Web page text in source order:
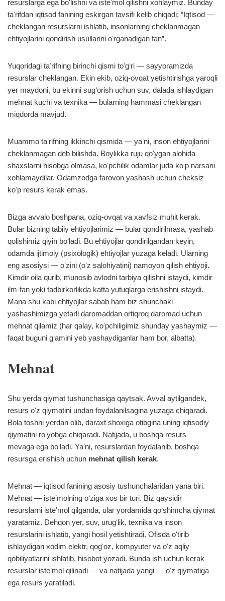
resurslarga ega boʻlishni va isteʼmol qilishni xohlaymiz. Bunday
taʼrifdan iqtisod fanining eskirgan tavsifi kelib chiqadi: “Iqtisod —
cheklangan resurslarni ishlatib, insonlarning cheklanmagan
ehtiyojlarini qondirish usullarini oʻrganadigan fan”.
Yuqoridagi taʼrifning birinchi qismi toʻgʻri — sayyoramizda
resurslar cheklangan. Ekin ekib, oziq-ovqat yetishtirishga yaroqli
yer maydoni, bu ekinni sugʻorish uchun suv, dalada ishlaydigan
mehnat kuchi va texnika — bularning hammasi cheklangan
miqdorda mavjud.
Muammo taʼrifning ikkinchi qismida — yaʼni, inson ehtiyojlarini
cheklanmagan deb bilishda. Boylikka ruju qoʻygan alohida
shaxslarni hisobga olmasa, koʻpchilik odamlar juda koʻp narsani
xohlamaydilar. Odamzodga farovon yashash uchun cheksiz
koʻp resurs kerak emas.
Bizga avvalo boshpana, oziq-ovqat va xavfsiz muhit kerak.
Bular bizning tabiiy ehtiyojlarimiz — bular qondirilmasa, yashab
qolishimiz qiyin boʻladi. Bu ehtiyojlar qondirilgandan keyin,
odamda ijtimoiy (psixologik) ehtiyojlar yuzaga keladi. Ularning
eng asosiysi — oʻzini (oʻz salohiyatini) namoyon qilish ehtiyoji.
Kimdir oila qurib, munosib avlodni tarbiya qilishni istaydi, kimdir
ilm-fan yoki tadbirkorlikda katta yutuqlarga erishishni istaydi.
Mana shu kabi ehtiyojlar sabab ham biz shunchaki
yashashimizga yetarli daromaddan ortiqroq daromad uchun
mehnat qilamiz (har qalay, koʻpchiligimiz shunday yashaymiz —
faqat buguni gʻamini yeb yashaydiganlar ham bor, albatta).
Mehnat
Shu yerda qiymat tushunchasiga qaytsak. Avval aytilgandek,
resurs oʻz qiymatini undan foydalanilsagina yuzaga chiqaradi.
Bola toshni yerdan olib, daraxt shoxiga otibgina uning iqtisodiy
qiymatini roʻyobga chiqaradi. Natijada, u boshqa resurs —
mevaga ega boʻladi. Yaʼni, resurslardan foydalanib, boshqa
resursga erishish uchun mehnat qilish kerak.
Mehnat — iqtisod fanining asosiy tushunchalaridan yana biri.
Mehnat — isteʼmolning oʻziga xos bir turi. Biz qaysidir
resurslarni isteʼmol qilganda, ular yordamida qoʻshimcha qiymat
yaratamiz. Dehqon yer, suv, urugʻlik, texnika va inson
resurslarini ishlatib, yangi hosil yetishtiradi. Ofisda oʻtirib
ishlaydigan xodim elektr, qogʻoz, kompyuter va oʻz aqliy
qobiliyatlarini ishlatib, hisobot yozadi. Bunda ish uchun kerak
resurslar isteʼmol qilinadi — va natijada yangi — oʻz qiymatiga
ega resurs yaratiladi.